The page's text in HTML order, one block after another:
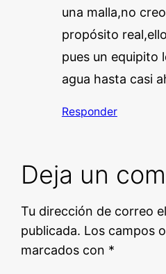
una malla,no
propósito
pues un equipito
agua hasta casi
Responder
Deja un
Tu dirección de correo
publicada. Los campos
marcados con *